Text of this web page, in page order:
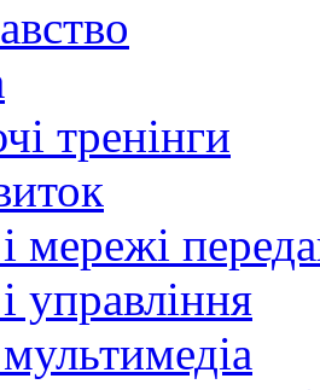
тренінги
мережі
управління